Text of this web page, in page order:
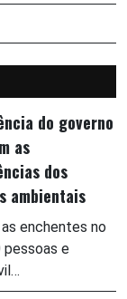
do governo
as
dos
ambientais
enchentes no
pessoas e